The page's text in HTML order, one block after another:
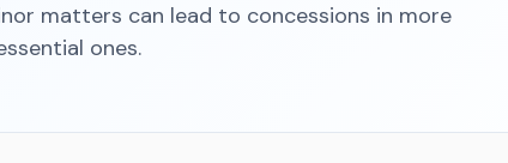
matters can lead to concessions in more
ones.